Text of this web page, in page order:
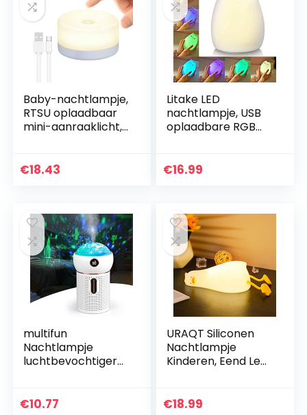
Baby-nachtlampje,
RTSU oplaadbaar
mini-aanraaklicht,
voor kinderen,
€18.43
Litake LED
nachtlampje, USB
oplaadbare RGB
kitty kat kartonnen
€16.99
multifun
Nachtlampje
luchtbevochtiger
projector, 630 ml,
€10.77
URAQT Siliconen
Nachtlampje
Kinderen, Eend Led
Timingfunctie 1200
€18.99